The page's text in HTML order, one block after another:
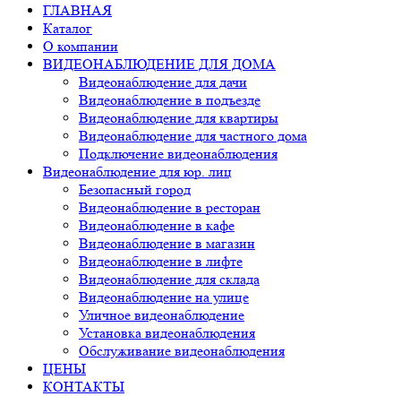
ГЛАВНАЯ
Каталог
О компании
ВИДЕОНАБЛЮДЕНИЕ ДЛЯ ДОМА
Видеонаблюдение для дачи
Видеонаблюдение в подъезде
Видеонаблюдение для квартиры
Видеонаблюдение для частного дома
Подключение видеонаблюдения
Видеонаблюдение для юр. лиц
Безопасный город
Видеонаблюдение в ресторан
Видеонаблюдение в кафе
Видеонаблюдение в магазин
Видеонаблюдение в лифте
Видеонаблюдение для склада
Видеонаблюдение на улице
Уличное видеонаблюдение
Установка видеонаблюдения
Обслуживание видеонаблюдения
ЦЕНЫ
КОНТАКТЫ